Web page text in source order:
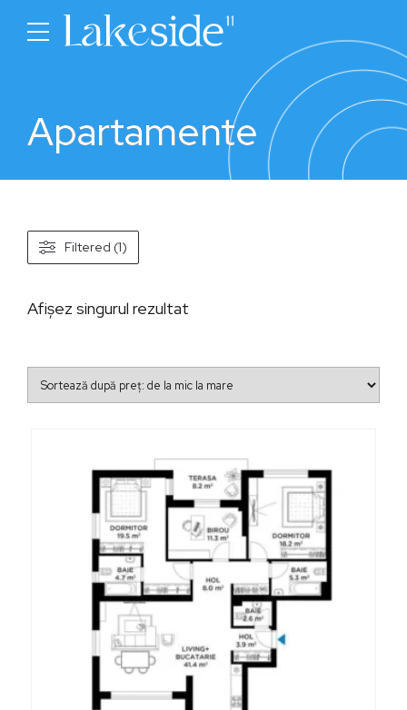
Apartamente
Afișez singurul rezultat
Filtered (1)